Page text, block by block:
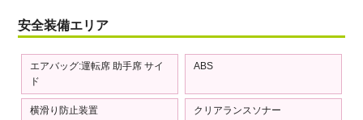
安全装備エリア
エアバッグ:運転席 助手席 サイ
ド
ABS
横滑り防止装置 クリアランスソナー